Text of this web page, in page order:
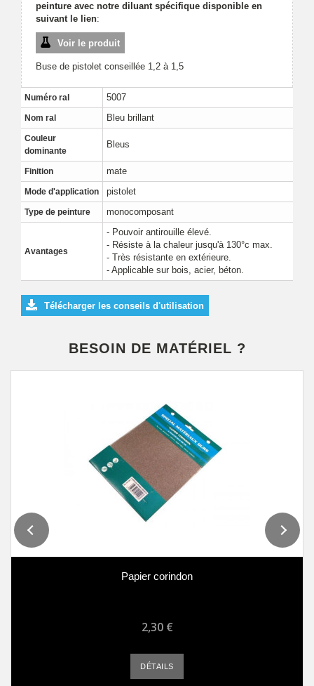
peinture avec notre diluant spécifique disponible en
suivant le lien:
Voir le produit
Buse de pistolet conseillée 1,2 à 1,5
Numéro ral 5007
Nom ral Bleu brillant
Couleur
dominante
Bleus
Finition mate
Mode d'application pistolet
Type de peinture monocomposant
Avantages
- Pouvoir antirouille élevé.
- Résiste à la chaleur jusqu'à 130°c max.
- Très résistante en extérieure.
- Applicable sur bois, acier, béton.
Télécharger les conseils d'utilisation
BESOIN DE MATÉRIEL ?
Papier corindon
2,30 €
DÉTAILS